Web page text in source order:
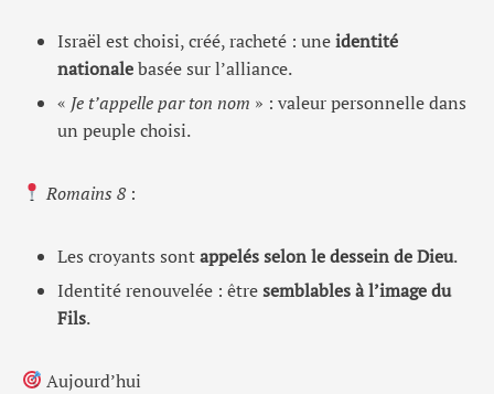
Israël est choisi, créé, racheté : uneidentité
nationalebasée sur l’alliance.
« Je t’appelle par ton nom » : valeur personnelle dans
un peuple choisi.
Romains 8 :
Les croyants sontappelés selon le dessein de Dieu.
Identité renouvelée : êtresemblables à l’image du
Fils.
Aujourd’hui